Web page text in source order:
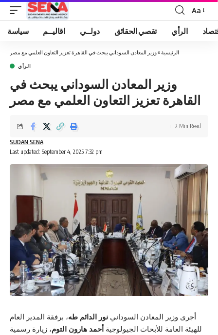
Font
Resizer
Aa
سياسة اقاليــم دولــي تقصي الحقائق الرأي
الرئيسية »وزير المعادن السوداني يبحث في القاهرة تعزيز التعاون العلمي مع مصر
الرأي
وزير المعادن السوداني يبحث في
القاهرة تعزيز التعاون العلمي مع مصر
Last updated: September 4, 2025 7:32 pm
SUDAN SENA
2 Min Read
أجرى وزير المعادن السوداني نور الدائم طه، برفقة المدير العام
للهيئة العامة للأبحاث الجيولوجية أحمد هارون التوم، زيارة رسمية